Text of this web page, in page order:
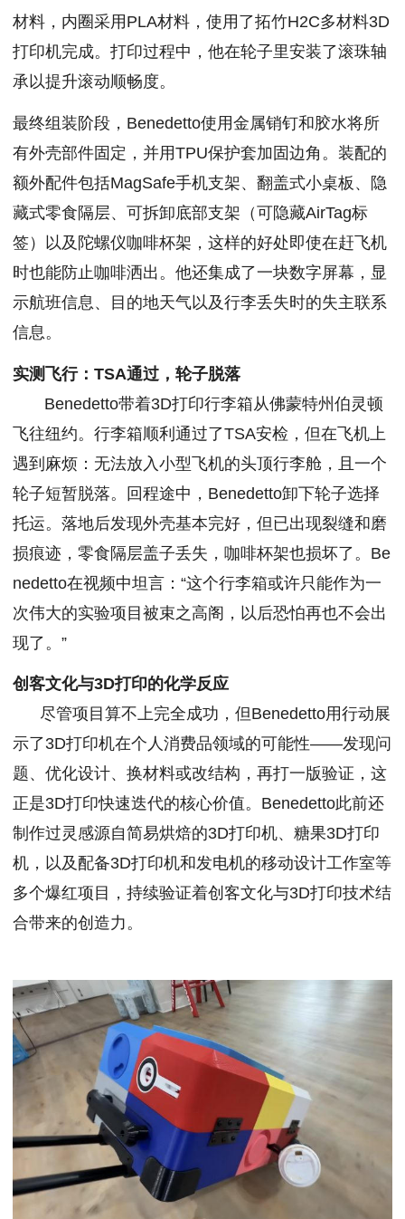
材料，内圈采用PLA材料，使用了拓竹H2C多材料3D
打印机完成。打印过程中，他在轮子里安装了滚珠轴
承以提升滚动顺畅度。
最终组装阶段，Benedetto使用金属销钉和胶水将所
有外壳部件固定，并用TPU保护套加固边角。装配的
额外配件包括MagSafe手机支架、翻盖式小桌板、隐
藏式零食隔层、可拆卸底部支架（可隐藏AirTag标
签）以及陀螺仪咖啡杯架，这样的好处即使在赶飞机
时也能防止咖啡洒出。他还集成了一块数字屏幕，显
示航班信息、目的地天气以及行李丢失时的失主联系
信息。
实测飞行：TSA通过，轮子脱落
Benedetto带着3D打印行李箱从佛蒙特州伯灵顿
飞往纽约。行李箱顺利通过了TSA安检，但在飞机上
遇到麻烦：无法放入小型飞机的头顶行李舱，且一个
轮子短暂脱落。回程途中，Benedetto卸下轮子选择
托运。落地后发现外壳基本完好，但已出现裂缝和磨
损痕迹，零食隔层盖子丢失，咖啡杯架也损坏了。Be
nedetto在视频中坦言：“这个行李箱或许只能作为一
次伟大的实验项目被束之高阁，以后恐怕再也不会出
现了。”
创客文化与3D打印的化学反应
尽管项目算不上完全成功，但Benedetto用行动展
示了3D打印机在个人消费品领域的可能性——发现问
题、优化设计、换材料或改结构，再打一版验证，这
正是3D打印快速迭代的核心价值。Benedetto此前还
制作过灵感源自简易烘焙的3D打印机、糖果3D打印
机，以及配备3D打印机和发电机的移动设计工作室等
多个爆红项目，持续验证着创客文化与3D打印技术结
合带来的创造力。